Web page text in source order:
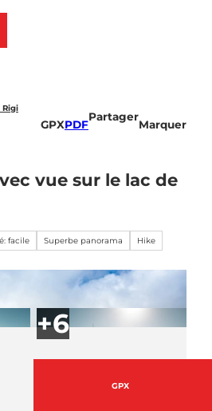
Rigi
GPXPDF
Partager
Marquer
vue sur le lac de
facile Superbe panorama Hike
GPX